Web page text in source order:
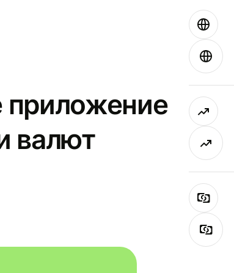
приложение
валют